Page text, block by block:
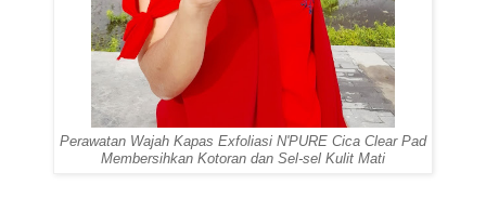
Perawatan Wajah Kapas Exfoliasi N'PURE Cica Clear Pad
Membersihkan Kotoran dan Sel-sel Kulit Mati